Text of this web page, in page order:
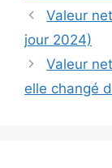
Valeur
jour 2024)
Valeur
elle changé